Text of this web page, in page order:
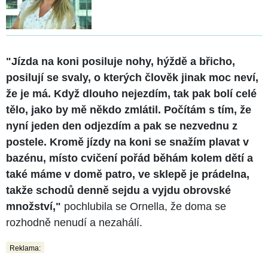
"Jízda na koni posiluje nohy, hýždě a břicho,
posilují se svaly, o kterých člověk jinak moc neví,
že je má. Když dlouho nejezdím, tak pak bolí celé
tělo, jako by mě někdo zmlátil. Počítám s tím, že
nyní jeden den odjezdím a pak se nezvednu z
postele. Kromě jízdy na koni se snažím plavat v
bazénu, místo cvičení pořád běhám kolem dětí a
také máme v domě patro, ve sklepě je prádelna,
takže schodů denně sejdu a vyjdu obrovské
množství," pochlubila se Ornella, že doma se
rozhodně nenudí a nezahálí.
Reklama: